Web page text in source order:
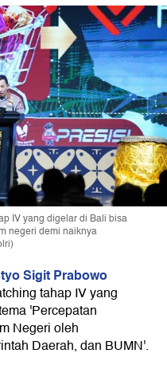
IV yang digelar di Bali bisa
negeri demi naiknya
Sigit Prabowo
tahap IV yang
'Percepatan
Negeri oleh
Daerah, dan BUMN'.